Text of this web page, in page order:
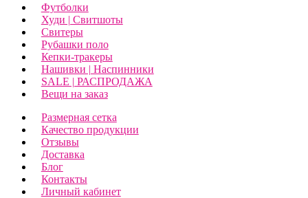
Футболки
Худи | Свитшоты
Свитеры
Рубашки поло
Кепки-тракеры
Нашивки | Наспинники
SALE | РАСПРОДАЖА
Вещи на заказ
Размерная сетка
Качество продукции
Отзывы
Доставка
Блог
Контакты
Личный кабинет